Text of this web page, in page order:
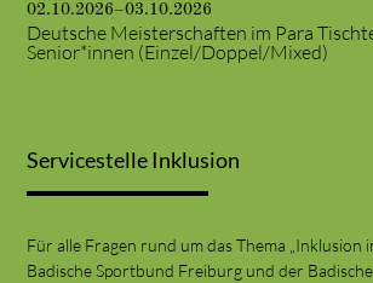
02.10.2026–03.10.2026
Deutsche Meisterschaften im Para
Senior*innen (Einzel/Doppel/Mixed)
Servicestelle Inklusion
Für alle Fragen rund um das Thema „Inklusion
Badische Sportbund Freiburg und der